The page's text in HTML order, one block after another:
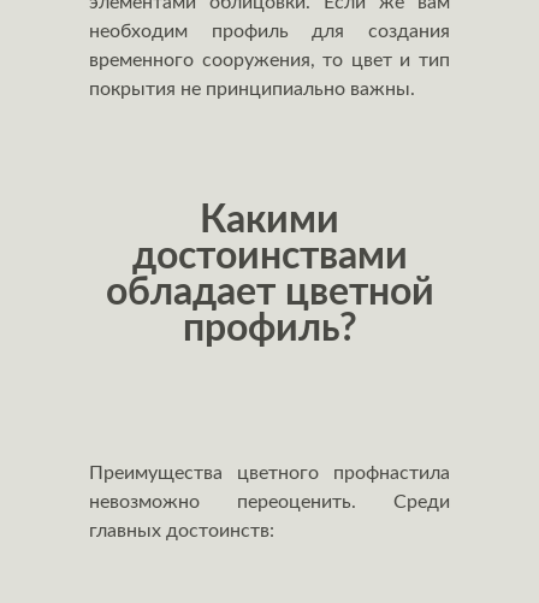
необходим профиль для создания
временного сооружения, то цвет и тип
покрытия не принципиально важны.
Какими
достоинствами
обладает цветной
профиль?
Преимущества цветного профнастила
невозможно переоценить. Среди
главных достоинств: